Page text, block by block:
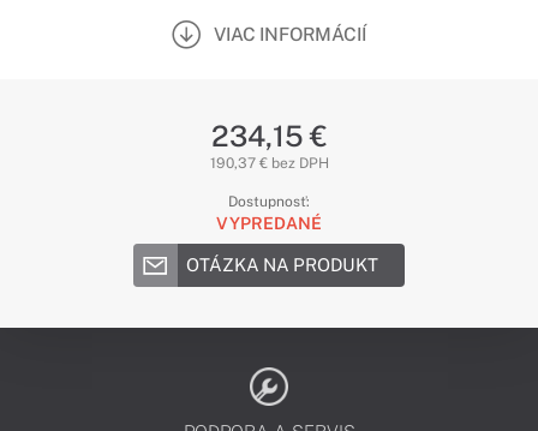
VIAC INFORMÁCIÍ
234,15 €
190,37 € bez DPH
Dostupnosť:
VYPREDANÉ
OTÁZKA NA PRODUKT